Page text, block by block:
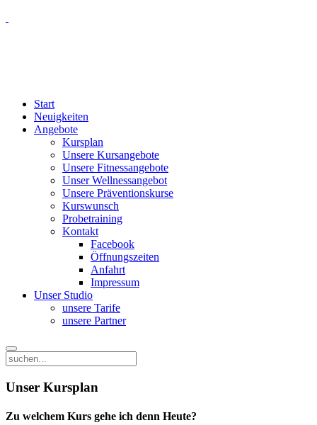
Start
Neuigkeiten
Angebote
Kursplan
Unsere Kursangebote
Unsere Fitnessangebote
Unser Wellnessangebot
Unsere Präventionskurse
Kurswunsch
Probetraining
Kontakt
Facebook
Öffnungszeiten
Anfahrt
Impressum
Unser Studio
unsere Tarife
unsere Partner
Unser Kursplan
Zu welchem Kurs gehe ich denn Heute?